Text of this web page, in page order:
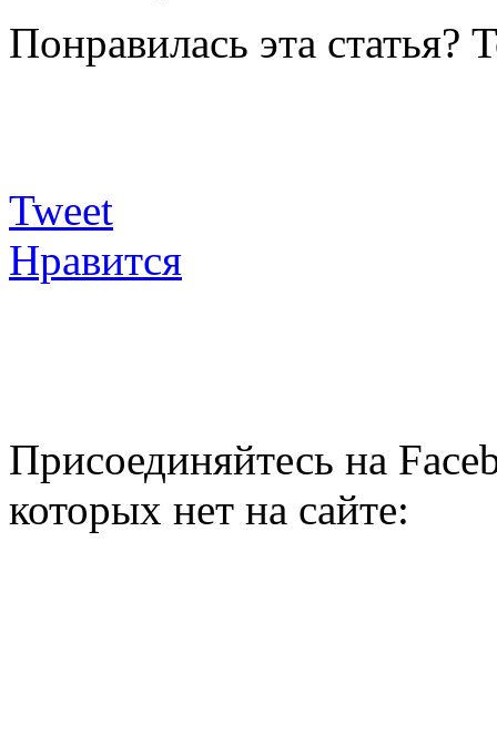
Понравилась эта статья?
Tweet
Нравится
Присоединяйтесь на
которых нет на сайте: